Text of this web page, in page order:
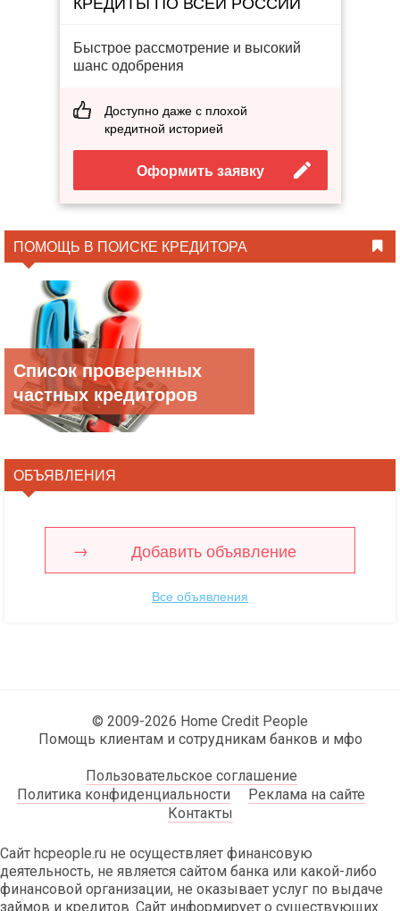
Быстрое рассмотрение и высокий
шанс одобрения
Доступно даже с плохой
кредитной историей
Оформить заявку
ПОМОЩЬ В ПОИСКЕ КРЕДИТОРА
Список проверенных
частных кредиторов
ОБЪЯВЛЕНИЯ
Добавить объявление
Все объявления
© 2009-2026 Home Credit People
Помощь клиентам и сотрудникам банков и мфо
Пользовательское соглашение
Политика конфиденциальности
Реклама на сайте
Контакты
Сайт hcpeople.ru не осуществляет финансовую
деятельность, не является сайтом банка или какой-либо
финансовой организации, не оказывает услуг по выдаче
займов и кредитов. Сайт информирует о существующих